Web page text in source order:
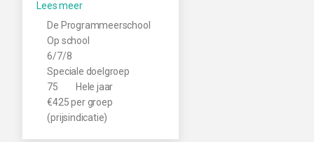
De Programmeerschool
Op school
6/7/8
Speciale doelgroep
75
Hele jaar
€425 per groep
(prijsindicatie)